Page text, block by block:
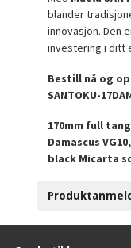
blander
innovasjon. Den
investering i ditt
Bestill nå og
SANTOKU-
170mm full
Damascus VG10,
black Micarta